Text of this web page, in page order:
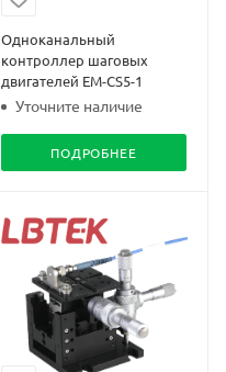
Одноканальный
контроллер шаговых
двигателей EM-CS5-1
Уточните наличие
ПОДРОБНЕЕ